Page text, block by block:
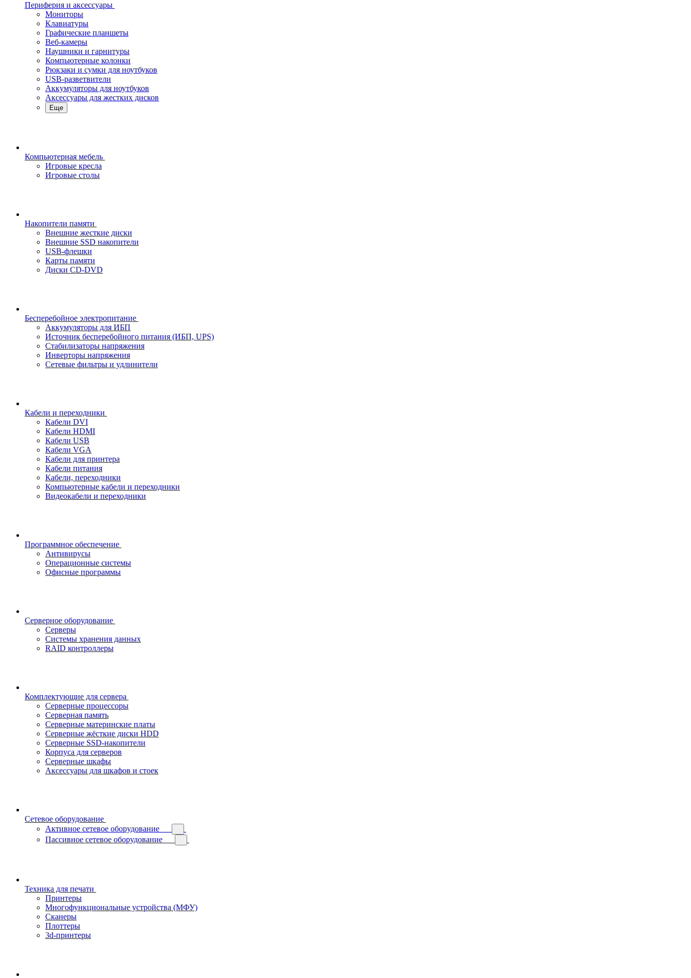
Периферия и аксессуары
Мониторы
Клавиатуры
Графические планшеты
Веб-камеры
Наушники и гарнитуры
Компьютерные колонки
Рюкзаки и сумки для ноутбуков
USB-разветвители
Аккумуляторы для ноутбуков
Аксессуары для жестких дисков
Еще
Компьютерная мебель
Игровые кресла
Игровые столы
Накопители памяти
Внешние жесткие диски
Внешние SSD накопители
USB-флешки
Карты памяти
Диски CD-DVD
Бесперебойное электропитание
Аккумуляторы для ИБП
Источник бесперебойного питания (ИБП, UPS)
Стабилизаторы напряжения
Инверторы напряжения
Сетевые фильтры и удлинители
Кабели и переходники
Кабели DVI
Кабели HDMI
Кабели USB
Кабели VGA
Кабели для принтера
Кабели питания
Кабели, переходники
Компьютерные кабели и переходники
Видеокабели и переходники
Программное обеспечение
Антивирусы
Операционные системы
Офисные программы
Серверное оборудование
Серверы
Системы хранения данных
RAID контроллеры
Комплектующие для сервера
Серверные процессоры
Серверная память
Серверные материнские платы
Серверные жёсткие диски HDD
Серверные SSD-накопители
Корпуса для серверов
Серверные шкафы
Аксессуары для шкафов и стоек
Сетевое оборудование
Активное сетевое оборудование
Пассивное сетевое оборудование
Техника для печати
Принтеры
Многофункциональные устройства (МФУ)
Сканеры
Плоттеры
3d-принтеры